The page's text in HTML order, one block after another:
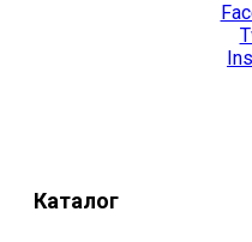
Каталог